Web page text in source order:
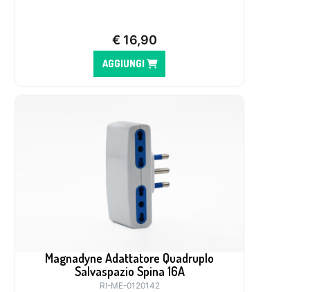
€ 16,90
AGGIUNGI
Magnadyne Adattatore Quadruplo
Salvaspazio Spina 16A
RI-ME-0120142